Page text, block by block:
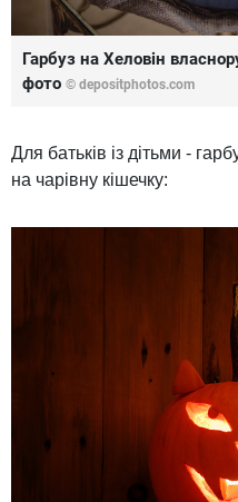
Гарбуз на Хеловін
фото © depositphotos.com
Для батьків із дітьми -
на чарівну кішечку: